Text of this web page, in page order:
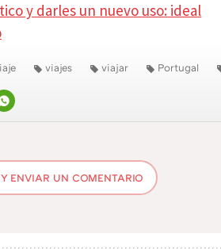
y darles un nuevo uso: ideal
viajes viajar Portugal
ENVIAR UN COMENTARIO